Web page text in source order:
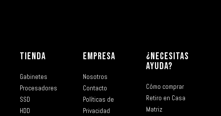
TIENDA
Gabinetes
Procesadores
SSD
HDD
EMPRESA
Nosotros
Contacto
Políticas de
Privacidad
¿NECESITAS
AYUDA?
Cómo comprar
Retiro en Casa
Matriz